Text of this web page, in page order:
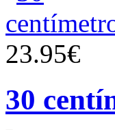
23.95€
30